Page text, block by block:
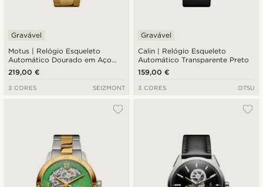
Motus | Relógio Esqueleto
Automático Dourado em Aço
Inoxidável
Gravável
219,00 €
3 CORES SEIZMONT
Calin | Relógio Esqueleto
Automático Transparente Preto
Gravável
159,00 €
3 CORES OTSU